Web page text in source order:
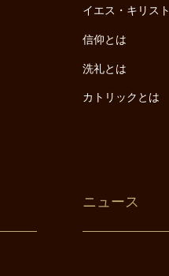
イエス・キリスト
信仰とは
洗礼とは
カトリックとは
ニュース